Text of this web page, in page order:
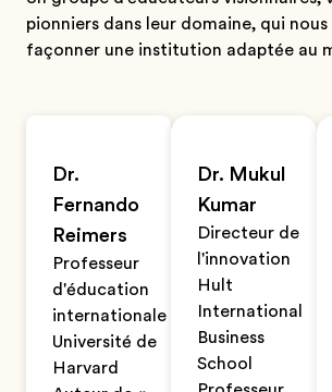
pionniers dans leur domaine, qui
façonner une institution adaptée au
Dr.
Fernando
Reimers
Professeur
d'éducation
internationale
Université de
Harvard
Dr. Mukul
Kumar
Directeur de
l'innovation
Hult
International
Business
School